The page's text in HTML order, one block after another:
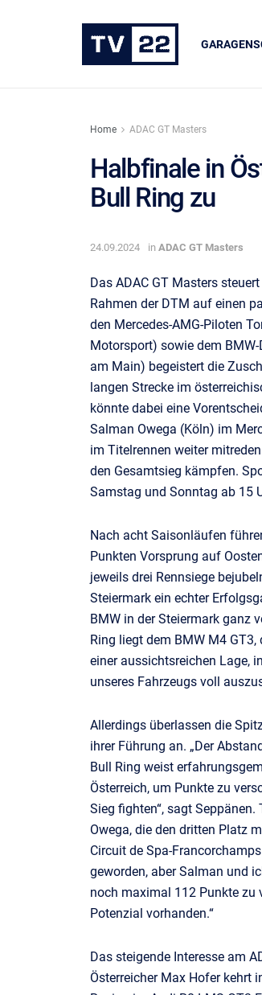
Home ADAC GT Masters
Halbfinale in
Bull Ring zu
24.09.2024 in ADAC GT Masters
Das ADAC GT Masters
Rahmen der DTM auf einen
den Mercedes-AMG-Piloten
Motorsport) sowie dem
am Main) begeistert die
langen Strecke im
könnte dabei eine
Salman Owega (Köln) im
im Titelrennen weiter
den Gesamtsieg kämpfen.
Samstag und Sonntag ab 15
Nach acht Saisonläufen
Punkten Vorsprung auf
jeweils drei Rennsiege
Steiermark ein echter
BMW in der Steiermark ganz
Ring liegt dem BMW M4
einer aussichtsreichen Lage,
unseres Fahrzeugs voll
Allerdings überlassen die
ihrer Führung an. „Der
Bull Ring weist
Österreich, um Punkte zu
Sieg fighten“, sagt
Owega, die den dritten Platz
Circuit de Spa-
geworden, aber Salman und
noch maximal 112 Punkte zu
Potenzial vorhanden.“
Das steigende Interesse am
Österreicher Max Hofer kehrt